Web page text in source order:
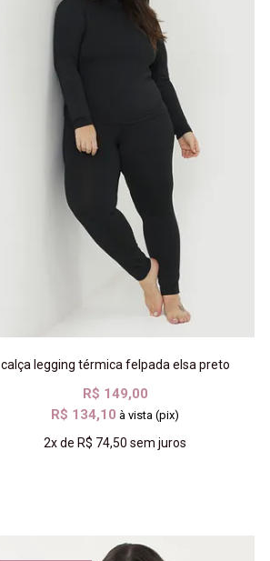
calça legging térmica felpada elsa preto
R$ 149,00
R$ 134,10 à vista (pix)
2xdeR$ 74,50 sem juros